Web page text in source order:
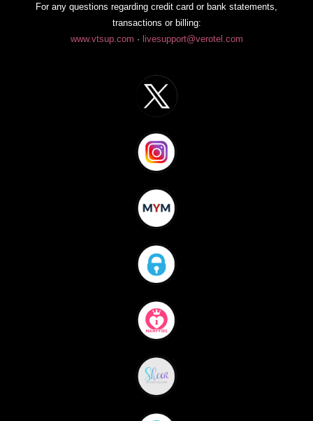
For any questions regarding credit card or bank statements,
transactions or billing:
www.vtsup.com · livesupport@verotel.com